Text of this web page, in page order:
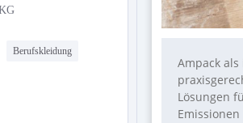
Berufskleidung